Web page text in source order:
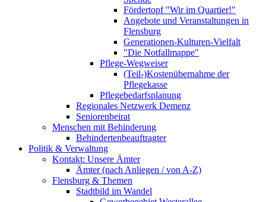
Fördertopf "Wir im Quartier!"
Angebote und Veranstaltungen in
Flensburg
Generationen-Kulturen-Vielfalt
"Die Notfallmappe"
Pflege-Wegweiser
(Teil-)Kostenübernahme der
Pflegekasse
Pflegebedarfsplanung
Regionales Netzwerk Demenz
Seniorenbeirat
Menschen mit Behinderung
Behindertenbeauftragter
Politik & Verwaltung
Kontakt: Unsere Ämter
Ämter (nach Anliegen / von A-Z)
Flensburg & Themen
Stadtbild im Wandel